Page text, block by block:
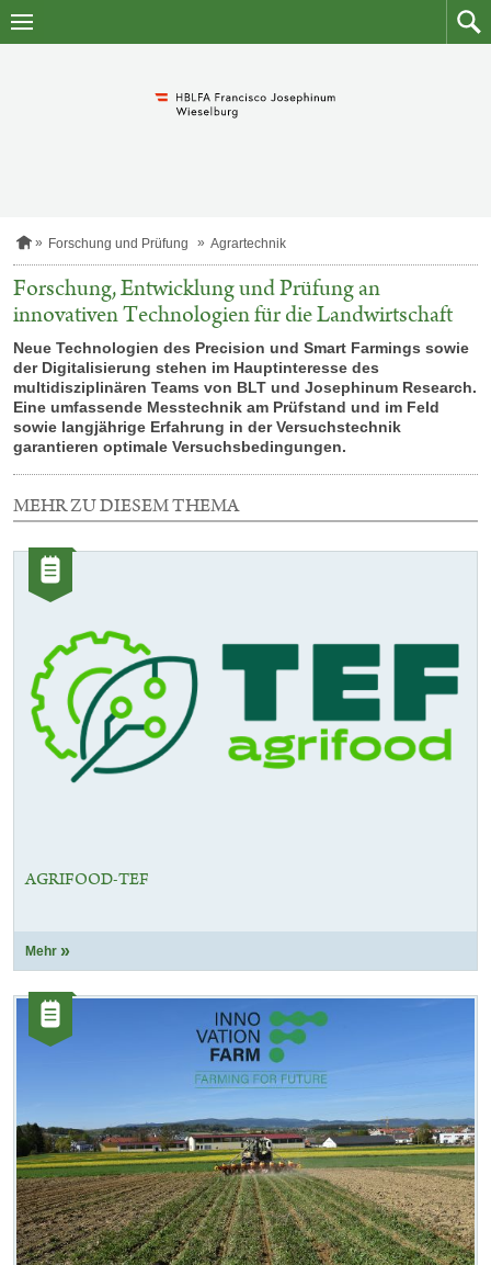
Zum
Zum
S
a
r
t
e
i
t
e
Forschung und Prüfung Agrartechnik
Forschung, Entwicklung und Prüfung an
innovativen Technologien für die Landwirtschaft
Neue Technologien des Precision und Smart Farmings sowie
der Digitalisierung stehen im Hauptinteresse des
multidisziplinären Teams von BLT und Josephinum Research.
Eine umfassende Messtechnik am Prüfstand und im Feld
sowie langjährige Erfahrung in der Versuchstechnik
garantieren optimale Versuchsbedingungen.
MEHR ZU DIESEM THEMA
Elemente
dieser
Kategorie:
Artikel
AGRIFOOD-TEF
Mehr
Kategorie:
Artikel